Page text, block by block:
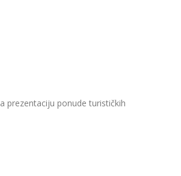
prezentaciju ponude turističkih